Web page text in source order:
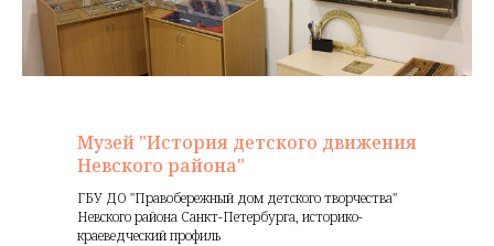
Музей "История детского движения
Невского района"
ГБУ ДО "Правобережный дом детского творчества"
Невского района Санкт-Петербурга, историко-
краеведческий профиль